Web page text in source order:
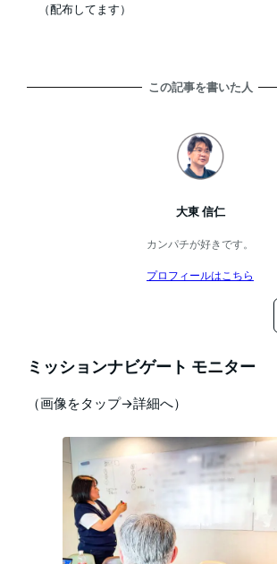
（配布してます）
この記事を書いた人
大東 信仁
カンパチが好きです。
プロフィールはこちら
ミッションナビゲート モニター
（画像をタップ→詳細へ）